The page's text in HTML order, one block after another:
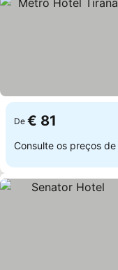
De € 81
Consulte os preços de